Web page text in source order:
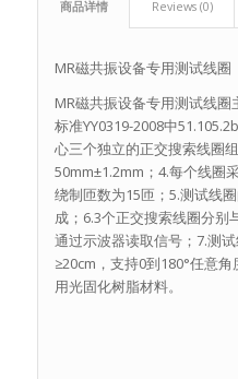
商品详情 Reviews (0)
MR磁共振设备专用测试线圈
MR磁共振设备专用测试线
标准YY0319-2008中
心三个独立的正交搜索线圈
50mm±1.2mm；4.每个线圈
绕制匝数为15匝；5.测试线
成；6.3个正交搜索线圈分别
通过示波器读取信号；7.测
≥20cm，支持0到180°任意
用光固化树脂材料。